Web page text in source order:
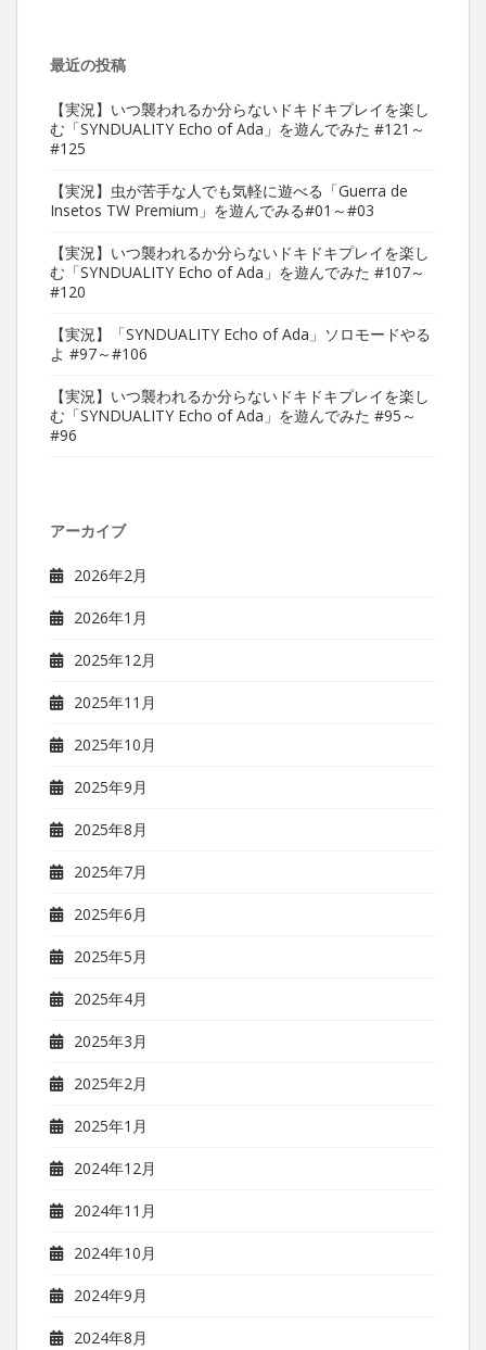
最近の投稿
【実況】いつ襲われるか分らないドキドキプレイを楽し
む「SYNDUALITY Echo of Ada」を遊んでみた #121～
#125
【実況】虫が苦手な人でも気軽に遊べる「Guerra de
Insetos TW Premium」を遊んでみる#01～#03
【実況】いつ襲われるか分らないドキドキプレイを楽し
む「SYNDUALITY Echo of Ada」を遊んでみた #107～
#120
【実況】「SYNDUALITY Echo of Ada」ソロモードやる
よ #97～#106
【実況】いつ襲われるか分らないドキドキプレイを楽し
む「SYNDUALITY Echo of Ada」を遊んでみた #95～
#96
アーカイブ
2026年2月
2026年1月
2025年12月
2025年11月
2025年10月
2025年9月
2025年8月
2025年7月
2025年6月
2025年5月
2025年4月
2025年3月
2025年2月
2025年1月
2024年12月
2024年11月
2024年10月
2024年9月
2024年8月